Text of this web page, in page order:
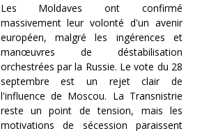
Les Moldaves ont confirmé
massivement leur volonté d'un avenir
européen, malgré les ingérences et
manœuvres de déstabilisation
orchestrées par la Russie. Le vote du 28
septembre est un rejet clair de
l'influence de Moscou. La Transnistrie
reste un point de tension, mais les
motivations de sécession paraissent